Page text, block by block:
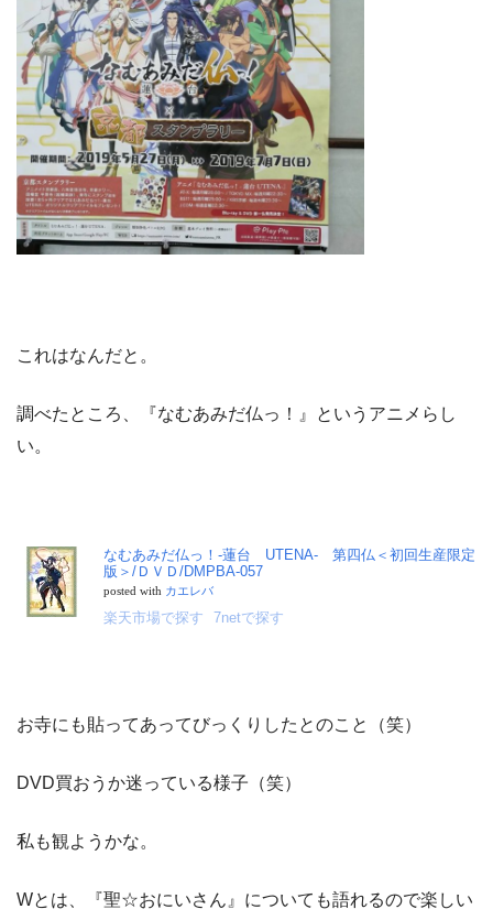
これはなんだと。
調べたところ、『なむあみだ仏っ！』というアニメらし
い。
なむあみだ仏っ！-蓮台 UTENA- 第四仏＜初回生産限定
版＞/ＤＶＤ/DMPBA-057
posted with カエレバ
楽天市場で探す 7netで探す
お寺にも貼ってあってびっくりしたとのこと（笑）
DVD買おうか迷っている様子（笑）
私も観ようかな。
Wとは、『聖☆おにいさん』についても語れるので楽しい